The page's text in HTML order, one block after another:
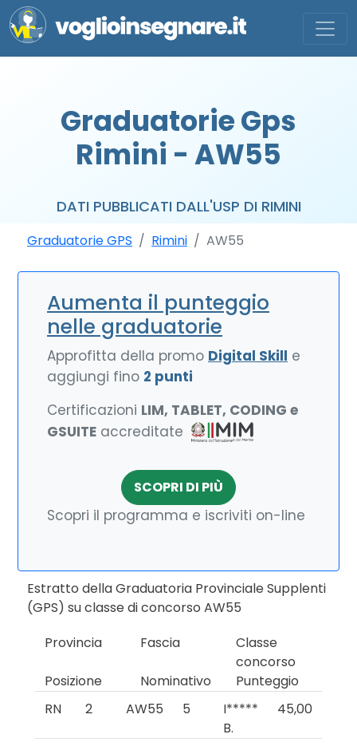
Graduatorie Gps
Rimini - AW55
DATI PUBBLICATI DALL'USP DI RIMINI
Graduatorie GPS Rimini AW55
Aumenta il punteggio
nelle graduatorie
Approfitta della promo Digital Skill e
aggiungi fino 2 punti
Certificazioni LIM, TABLET, CODING e
GSUITE accreditate
SCOPRI DI PIÙ
Scopri il programma e iscriviti on-line
Estratto della Graduatoria Provinciale Supplenti
(GPS) su classe di concorso AW55
Provincia
Fascia
Classe
concorso
Posizione
Nominativo
Punteggio
RN
2 AW55 5
I*****
B.
45,00